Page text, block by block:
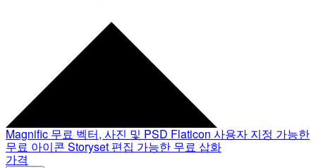
Magnific 무료 벡터, 사진 및 PSD Flaticon 사용자 지정 가능한
무료 아이콘 Storyset 편집 가능한 무료 삽화
가격